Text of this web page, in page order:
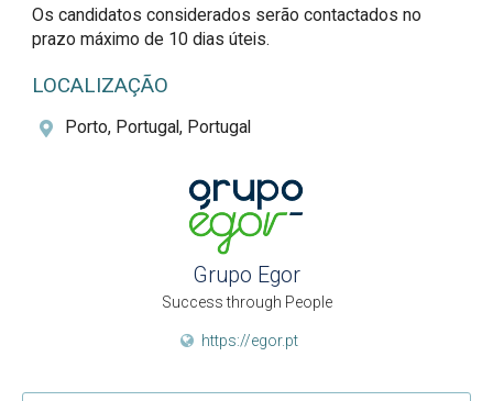
Os candidatos considerados serão contactados no
prazo máximo de 10 dias úteis.
LOCALIZAÇÃO
Porto, Portugal, Portugal
Grupo Egor
Success through People
https://egor.pt